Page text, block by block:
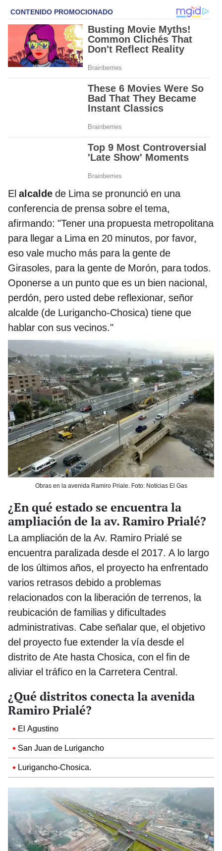
El alcalde de Lima se pronunció en una
conferencia de prensa sobre el tema,
afirmando: "Tener una propuesta metropolitana
para llegar a Lima en 20 minutos, por favor,
eso vale mucho más para la gente de
Girasoles, para la gente de Morón, para todos.
Oponerse a un punto que es un bien nacional,
perdón, pero usted debe reflexionar, señor
alcalde (de Lurigancho-Chosica) tiene que
hablar con sus vecinos."
Obras en la avenida Ramiro Priale. Foto: Noticias El Gas
¿En qué estado se encuentra la
ampliación de la av. Ramiro Prialé?
La ampliación de la Av. Ramiro Prialé se
encuentra paralizada desde el 2017. A lo largo
de los últimos años, el proyecto ha enfrentado
varios retrasos debido a problemas
relacionados con la liberación de terrenos, la
reubicación de familias y dificultades
administrativas. Cabe señalar que, el objetivo
del proyecto fue extender la vía desde el
distrito de Ate hasta Chosica, con el fin de
aliviar el tráfico en la Carretera Central.
¿Qué distritos conecta la avenida
Ramiro Prialé?
El Agustino
San Juan de Lurigancho
Lurigancho-Chosica.